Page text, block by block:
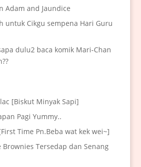
Adam and Jaundice
untuk Cikgu sempena Hari Guru
dulu2 baca komik Mari-Chan
[Biskut Minyak Sapi]
Pagi Yummy..
Time Pn.Beba wat kek wei~]
Brownies Tersedap dan Senang